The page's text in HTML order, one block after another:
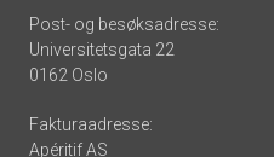
Post- og besøksadresse:
Universitetsgata 22
0162 Oslo
Fakturaadresse:
Apéritif AS